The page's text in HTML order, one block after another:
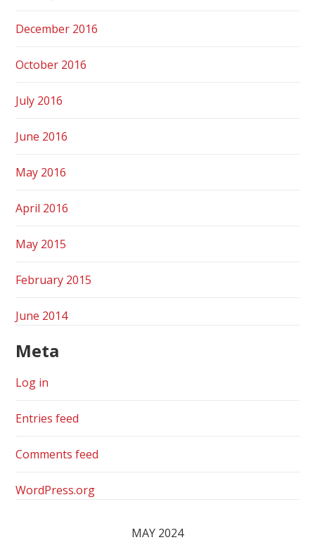
December 2016
October 2016
July 2016
June 2016
May 2016
April 2016
May 2015
February 2015
June 2014
Meta
Log in
Entries feed
Comments feed
WordPress.org
MAY 2024